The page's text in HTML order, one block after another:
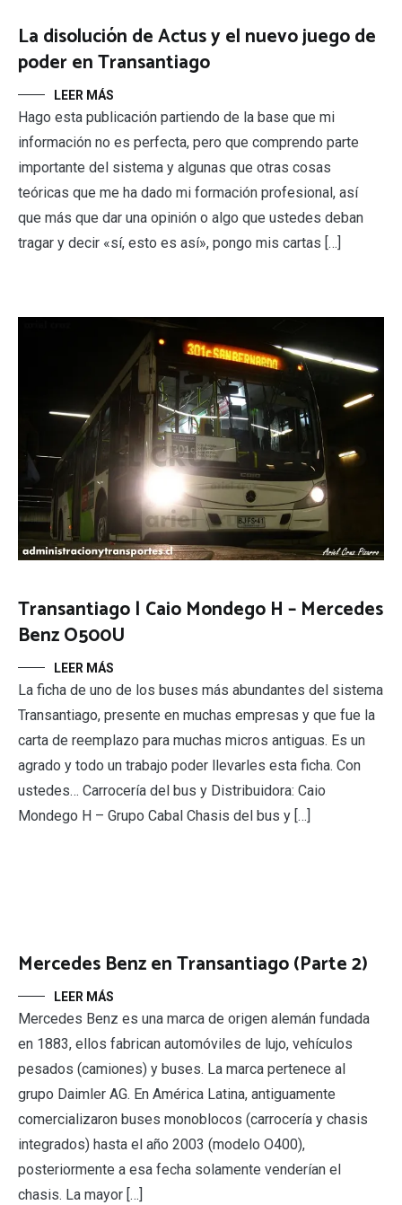
La disolución de Actus y el nuevo juego de
poder en Transantiago
LEER MÁS
Hago esta publicación partiendo de la base que mi
información no es perfecta, pero que comprendo parte
importante del sistema y algunas que otras cosas
teóricas que me ha dado mi formación profesional, así
que más que dar una opinión o algo que ustedes deban
tragar y decir «sí, esto es así», pongo mis cartas […]
Transantiago | Caio Mondego H – Mercedes
Benz O500U
LEER MÁS
La ficha de uno de los buses más abundantes del sistema
Transantiago, presente en muchas empresas y que fue la
carta de reemplazo para muchas micros antiguas. Es un
agrado y todo un trabajo poder llevarles esta ficha. Con
ustedes… Carrocería del bus y Distribuidora: Caio
Mondego H – Grupo Cabal Chasis del bus y […]
Mercedes Benz en Transantiago (Parte 2)
LEER MÁS
Mercedes Benz es una marca de origen alemán fundada
en 1883, ellos fabrican automóviles de lujo, vehículos
pesados (camiones) y buses. La marca pertenece al
grupo Daimler AG. En América Latina, antiguamente
comercializaron buses monoblocos (carrocería y chasis
integrados) hasta el año 2003 (modelo O400),
posteriormente a esa fecha solamente venderían el
chasis. La mayor […]